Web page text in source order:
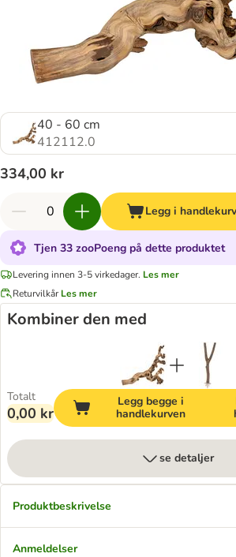
40 - 60 cm
412112.0
334,00 kr
Legg i handlekurv
Tjen 33 zooPoeng på dette produktet
Levering innen 3-5 virkedager. Les mer
Returvilkår Les mer
Kombiner den med
Totalt
0,00 kr
Legg begge i
handlekurven
se detaljer
Produktbeskrivelse
Anmeldelser